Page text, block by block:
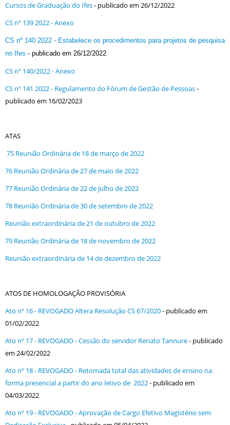
Cursos de Graduação do Ifes- publicado em 26/12/2022
CS nº 139 2022 - Anexo
CS nº 140 2022 - Estabelece os procedimentos para projetos de pesquisa
no Ifes - publicado em 26/12/2022
CS nº 140/2022 - Anexo
CS nº 141 2022 - Regulamento do Fórum de Gestão de Pessoas-
publicado em 16/02/2023
ATAS
75 Reunião Ordinária de 18 de março de 2022
76 Reunião Ordinária de 27 de maio de 2022
77 Reunião Ordinária de 22 de julho de 2022
78 Reunião Ordinária de 30 de setembro de 2022
Reunião extraordinária de 21 de outubro de 2022
79 Reunião Ordinária de 18 de novembro de 2022
Reunião extraordinária de 14 de dezembro de 2022
ATOS DE HOMOLOGAÇÃO PROVISÓRIA
Ato nº 16 - REVOGADO Altera Resolução CS 67/2020- publicado em
01/02/2022
Ato nº 17 - REVOGADO - Cessão do servidor Renato Tannure- publicado
em 24/02/2022
Ato nº 18 - REVOGADO - Retomada total das atividades de ensino na
forma presencial a partir do ano letivo de 2022- publicado em
04/03/2022
Ato nº 19 - REVOGADO - Aprovação de Cargo Efetivo Magistério sem